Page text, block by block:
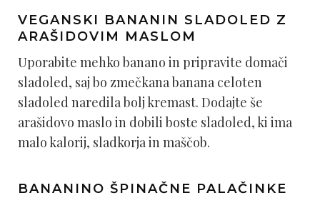
VEGANSKI BANANIN SLADOLED Z
ARAŠIDOVIM MASLOM
Uporabite mehko banano in pripravite domači
sladoled, saj bo zmečkana banana celoten
sladoled naredila bolj kremast. Dodajte še
arašidovo maslo in dobili boste sladoled, ki ima
malo kalorij, sladkorja in maščob.
BANANINO ŠPINAČNE PALAČINKE